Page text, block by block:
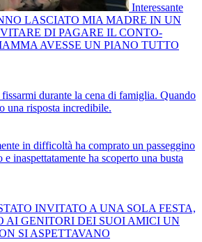
Interessante
LASCIATO MIA MADRE IN UN
DI PAGARE IL CONTO-
AVESSE UN PIANO TUTTO
durante la cena di famiglia. Quando
una risposta incredibile.
in difficoltà ha comprato un passeggino
inaspettatamente ha scoperto una busta
INVITATO A UNA SOLA FESTA,
AI GENITORI DEI SUOI AMICI UN
SI ASPETTAVANO